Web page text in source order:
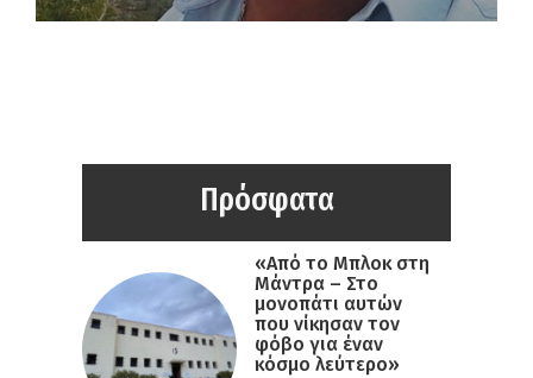
Πρόσφατα
«Από το Μπλοκ στη
Μάντρα – Στο
μονοπάτι αυτών
που νίκησαν τον
φόβο για έναν
κόσμο λεύτερο»